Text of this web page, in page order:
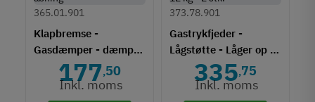
Klapbremse -
Gasdæmper - dæmpet
åbning
365.01.901
177,50
Inkl. moms
Gastrykfjeder -
Lågstøtte - Låger op til
11 kg - 2 stk.
373.78.901
335,75
Inkl. moms